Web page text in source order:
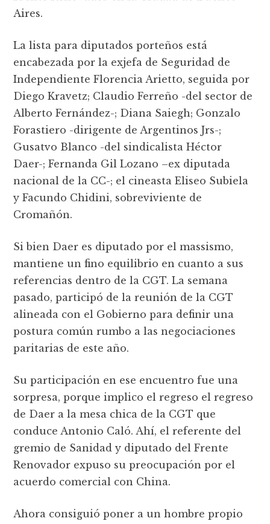
Aires.
La lista para diputados porteños está
encabezada por la exjefa de Seguridad de
Independiente Florencia Arietto, seguida por
Diego Kravetz; Claudio Ferreño -del sector de
Alberto Fernández-; Diana Saiegh; Gonzalo
Forastiero -dirigente de Argentinos Jrs-;
Gusatvo Blanco -del sindicalista Héctor
Daer-; Fernanda Gil Lozano –ex diputada
nacional de la CC-; el cineasta Eliseo Subiela
y Facundo Chidini, sobreviviente de
Cromañón.
Si bien Daer es diputado por el massismo,
mantiene un fino equilibrio en cuanto a sus
referencias dentro de la CGT. La semana
pasado, participó de la reunión de la CGT
alineada con el Gobierno para definir una
postura común rumbo a las negociaciones
paritarias de este año.
Su participación en ese encuentro fue una
sorpresa, porque implico el regreso el regreso
de Daer a la mesa chica de la CGT que
conduce Antonio Caló. Ahí, el referente del
gremio de Sanidad y diputado del Frente
Renovador expuso su preocupación por el
acuerdo comercial con China.
Ahora consiguió poner a un hombre propio